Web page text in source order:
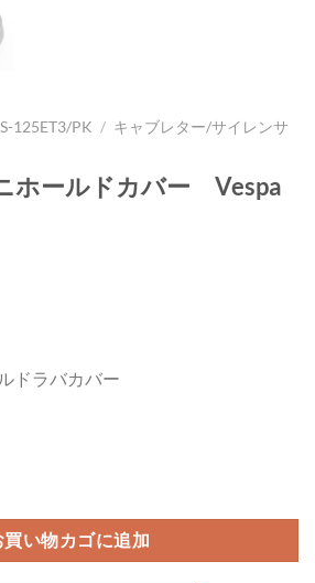
125ET3/PK / キャブレター/サイレンサ
ホールドカバー Vespa
ドラバカバー
買い物カゴに追加